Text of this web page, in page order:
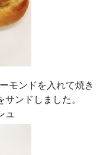
モンドを入れて焼き
サンドしました。
ュ